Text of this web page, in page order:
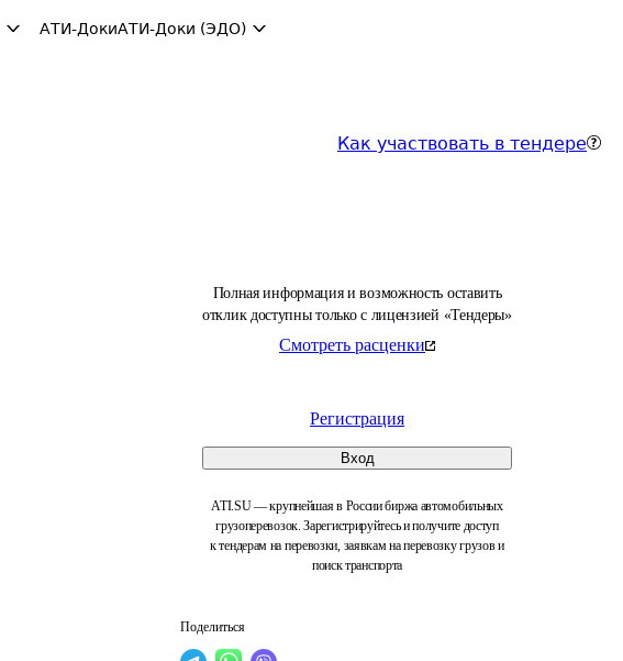
АТИ-ДокиАТИ-Доки (ЭДО)
Как участвовать в тендере
Полная информация и возможность оставить
отклик доступны только с лицензией «Тендеры»
Смотреть расценки
Регистрация
Вход
ATI.SU — крупнейшая в России биржа автомобильных
грузоперевозок. Зарегистрируйтесь и получите доступ
к тендерам на перевозки, заявкам на перевозку грузов и
поиск транспорта
Поделиться